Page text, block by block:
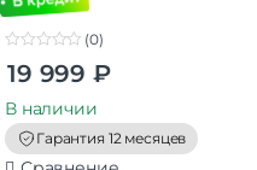
t
o
f
5
(0)
19 999 ₽
В наличии
Гарантия 12 месяцев